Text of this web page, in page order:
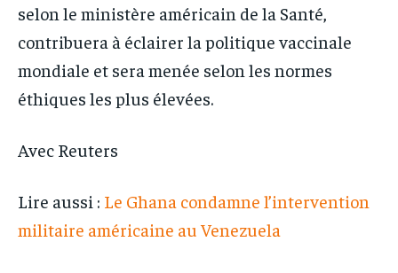
selon le ministère américain de la Santé,
contribuera à éclairer la politique vaccinale
mondiale et sera menée selon les normes
éthiques les plus élevées.
Avec Reuters
Lire aussi : Le Ghana condamne l’intervention
militaire américaine au Venezuela